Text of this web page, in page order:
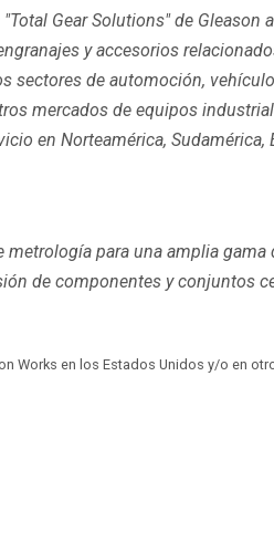
Gear Solutions" de
y accesorios
de automoción,
mercados de equipos
en Norteamérica,
para una amplia
de componentes y conjuntos
Works en los Estados Unidos y/o en